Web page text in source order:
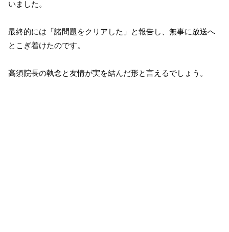
いました。
最終的には「諸問題をクリアした」と報告し、無事に放送へ
とこぎ着けたのです。
高須院長の執念と友情が実を結んだ形と言えるでしょう。